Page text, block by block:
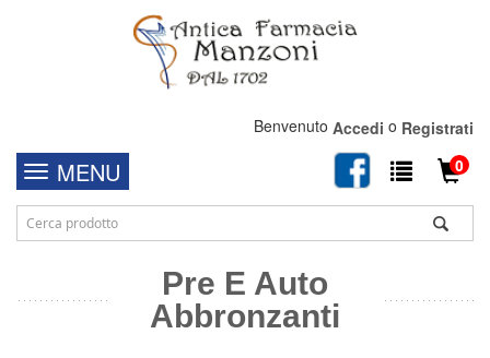
Benvenuto Accedi o Registrati
MENU 0
Pre E Auto
Abbronzanti